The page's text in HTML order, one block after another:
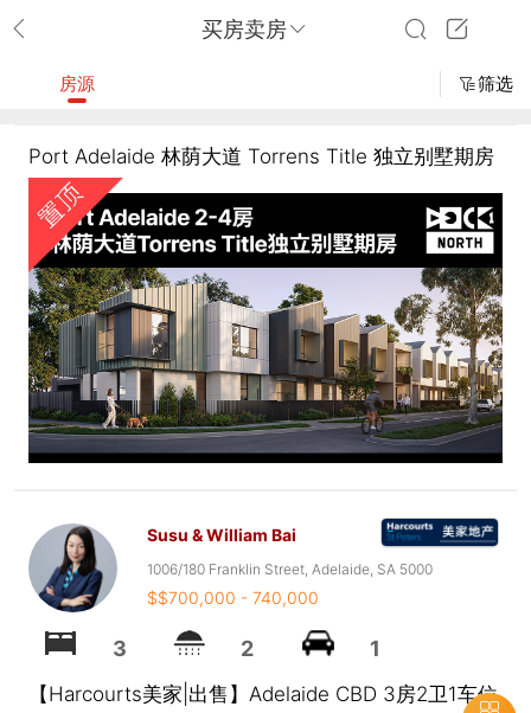
买房卖房
房源 筛选
Port Adelaide 林荫大道 Torrens Title 独立别墅期房
Susu & William Bai
1006/180 Franklin Street, Adelaide, SA 5000
$$700,000 - 740,000
3 2 1
【Harcourts美家|出售】Adelaide CBD 3房2卫1车位